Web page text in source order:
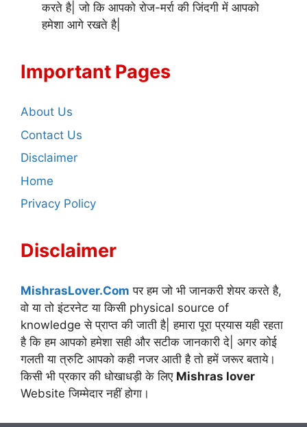
करते है| जो कि आपको रोज-मर्रा की जिंदगी में आपको
हमेशा आगे रखते है|
Important Pages
About Us
Contact Us
Disclaimer
Home
Privacy Policy
Disclaimer
MishrasLover.Com पर हम जो भी जानकरी शेयर करते है,
वो या तो इंटरनेट या किसी physical source of
knowledge से प्राप्त की जाती है| हमारा पूरा प्रयास यही रहता
है कि हम आपको हमेशा सही और सटीक जानकारी दे| अगर कोई
गलती या त्रुटि आपको कही नजर आती है तो हमें जरूर बताये।
किसी भी प्रकार की धोखाधड़ी के लिए Mishras lover
Website जिम्मेदार नहीं होगा।